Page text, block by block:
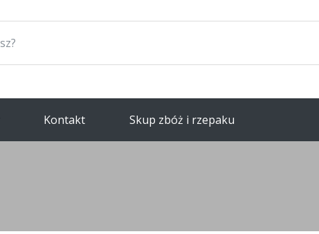
Kontakt Skup zbóż i rzepaku